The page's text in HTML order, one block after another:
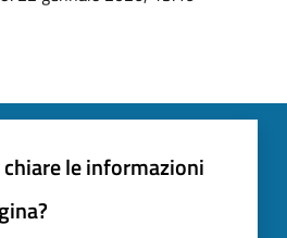
le informazioni